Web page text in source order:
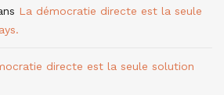
La démocratie directe est la seule
directe est la seule solution